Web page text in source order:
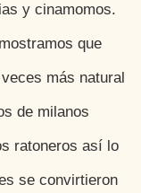
y cinamomos.
que
más natural
de milanos
ratoneros así lo
se convirtieron